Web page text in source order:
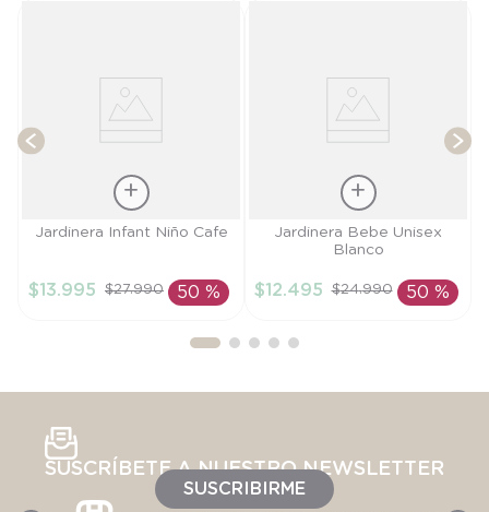
Talla
AÑADIR AL
Jardinera Infant Niño Cafe
$13.995 $27.990 50 %
Talla
AÑADIR AL
Jardinera Bebe Unisex
Blanco
$12.495 $24.990 50 %
SUSCRÍBETE A NUESTRO NEWSLETTER
SUSCRIBIRME